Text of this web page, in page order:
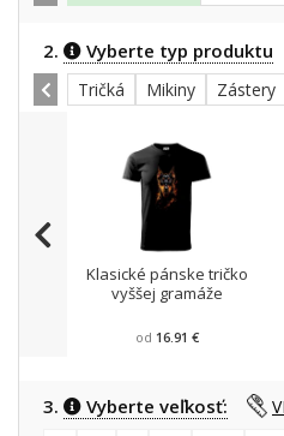
2. Vyberte typ produktu
Tričká Mikiny Zástery
Klasické pánske tričko
vyššej gramáže
od 16.91 €
3. Vyberte veľkosť: